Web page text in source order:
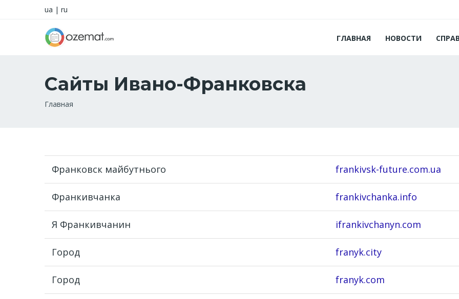
ua | ru
ГЛАВНАЯ НОВОСТИ
Сайты Ивано-Франковска
Строка
Главная
Франковск майбутнього frankivsk-future.com.ua
Франкивчанка frankivchanka.info
Я Франкивчанин ifrankivchanyn.com
Город franyk.city
Город franyk.com